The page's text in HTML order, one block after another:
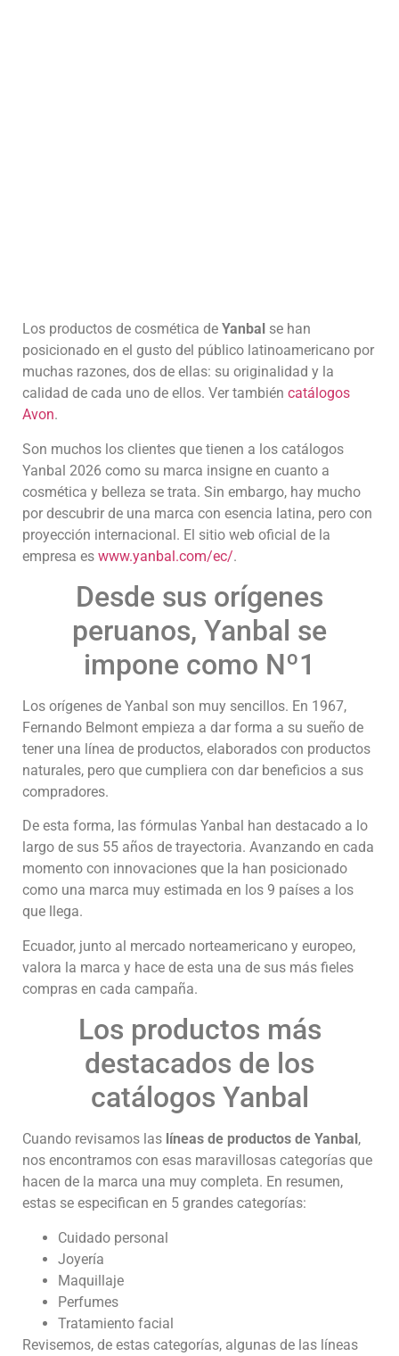
Los productos de cosmética de Yanbal se han
posicionado en el gusto del público latinoamericano por
muchas razones, dos de ellas: su originalidad y la
calidad de cada uno de ellos. Ver también catálogos
Avon.
Son muchos los clientes que tienen a los catálogos
Yanbal 2026 como su marca insigne en cuanto a
cosmética y belleza se trata. Sin embargo, hay mucho
por descubrir de una marca con esencia latina, pero con
proyección internacional. El sitio web oficial de la
empresa es www.yanbal.com/ec/.
Desde sus orígenes
peruanos, Yanbal se
impone como Nº1
Los orígenes de Yanbal son muy sencillos. En 1967,
Fernando Belmont empieza a dar forma a su sueño de
tener una línea de productos, elaborados con productos
naturales, pero que cumpliera con dar beneficios a sus
compradores.
De esta forma, las fórmulas Yanbal han destacado a lo
largo de sus 55 años de trayectoria. Avanzando en cada
momento con innovaciones que la han posicionado
como una marca muy estimada en los 9 países a los
que llega.
Ecuador, junto al mercado norteamericano y europeo,
valora la marca y hace de esta una de sus más fieles
compras en cada campaña.
Los productos más
destacados de los
catálogos Yanbal
Cuando revisamos las líneas de productos de Yanbal ,
nos encontramos con esas maravillosas categorías que
hacen de la marca una muy completa. En resumen,
estas se especifican en 5 grandes categorías:
Cuidado personal
Joyería
Maquillaje
Perfumes
Tratamiento facial
Revisemos, de estas categorías, algunas de las líneas